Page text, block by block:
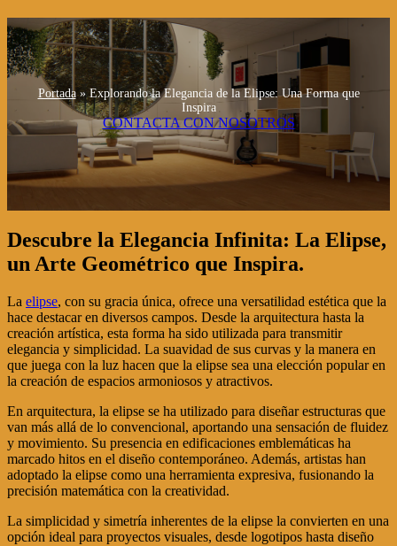
Portada»Explorando la Elegancia de la Elipse: Una Forma que
Inspira
CONTACTA CON NOSOTROS
Descubre la Elegancia Infinita: La Elipse,
un Arte Geométrico que Inspira.
La elipse, con su gracia única, ofrece una versatilidad estética que la
hace destacar en diversos campos. Desde la arquitectura hasta la
creación artística, esta forma ha sido utilizada para transmitir
elegancia y simplicidad. La suavidad de sus curvas y la manera en
que juega con la luz hacen que la elipse sea una elección popular en
la creación de espacios armoniosos y atractivos.
En arquitectura, la elipse se ha utilizado para diseñar estructuras que
van más allá de lo convencional, aportando una sensación de fluidez
y movimiento. Su presencia en edificaciones emblemáticas ha
marcado hitos en el diseño contemporáneo. Además, artistas han
adoptado la elipse como una herramienta expresiva, fusionando la
precisión matemática con la creatividad.
La simplicidad y simetría inherentes de la elipse la convierten en una
opción ideal para proyectos visuales, desde logotipos hasta diseño